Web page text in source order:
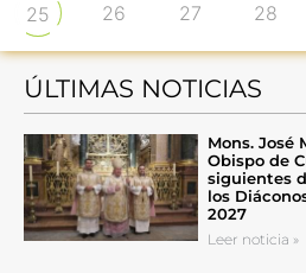
25 26 27 28
ÚLTIMAS NOTICIAS
Mons. José
Obispo de
siguientes
los
2027
Leer noticia »